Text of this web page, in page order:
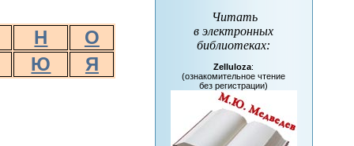
Н
О
Ю Я
Читать
в электронных
библиотеках:
Zelluloza:
(ознакомительное чтение
без регистрации)